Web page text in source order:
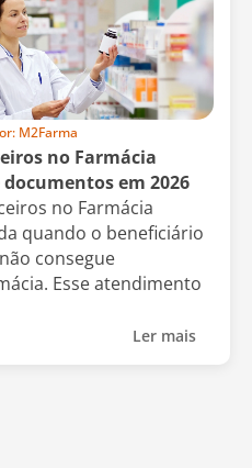
M2Farma
no Farmácia
em 2026
no Farmácia
quando o beneficiário
consegue
Esse atendimento
Ler mais